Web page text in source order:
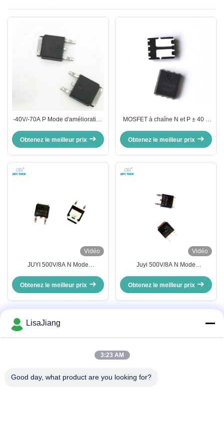
‐40V/‐70A P Mode d'amélioration
JY4P7M pour charge de courant
élevé
Obtenez le meilleur prix
MOSFET à chaîne N et P ± 40 V
rapide pour la commande du
moteur CC
Obtenez le meilleur prix
Vidéo
JUYI 500V/8A N Mode
de puissance avec commutation
rapide et récupération du corps
inverse
Obtenez le meilleur prix
Vidéo
Juyi 500V/8A N Mode
Obtenez le meilleur prix
No. 1, ruelle 1199, route yunping, secteur jiading, Changhaï,
LisaJiang
3:23 AM
Good day, what product are you looking for?